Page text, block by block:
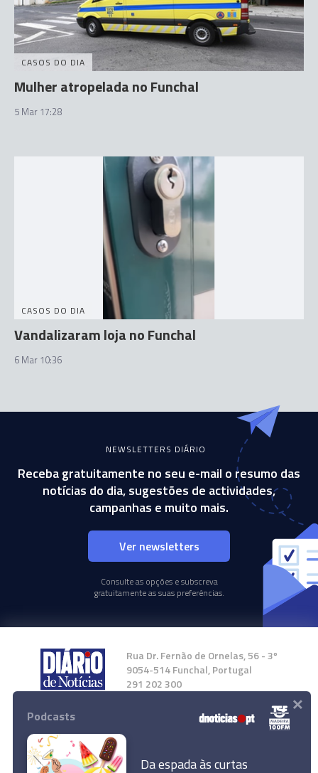
CASOS DO DIA
Mulher atropelada no Funchal
5 Mar 17:28
CASOS DO DIA
Vandalizaram loja no Funchal
6 Mar 10:36
NEWSLETTERS DIÁRIO
Receba gratuitamente no seu e-mail o resumo das
notícias do dia, sugestões de actividades,
campanhas e muito mais.
Ver newsletters
Consulte as opções e subscreva
gratuitamente as suas preferências.
Rua Dr. Fernão de Ornelas, 56 - 3º
9054-514 Funchal, Portugal
291 202 300
Instale a nossa App
Podcasts
Da espada às curtas
×